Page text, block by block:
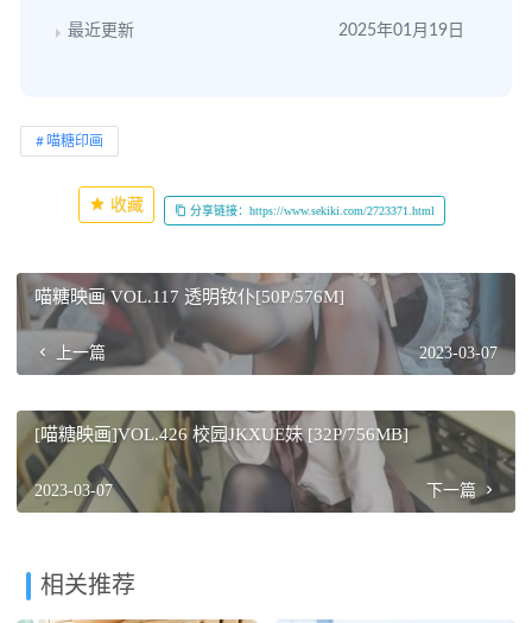
最近更新 2025年01月19日
喵糖印画
收藏 分享链接：https://www.sekiki.com/2723371.html
喵糖映画 VOL.117 透明钕仆[50P/576M]
上一篇 2023-03-07
[喵糖映画]VOL.426 校园JKXUE妹 [32P/756MB]
2023-03-07 下一篇
相关推荐